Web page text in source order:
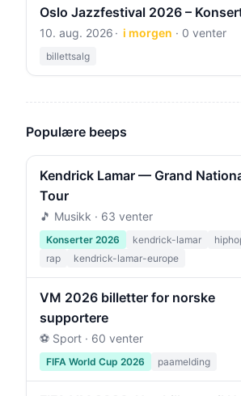
Oslo Jazzfestival 2026 –
10. aug. 2026 i morgen · 0 venter
billettsalg
Populære beeps
Kendrick Lamar — Grand
Tour
🎵 Musikk · 63 venter
Konserter 2026 kendrick-lamar
rap
kendrick-lamar-europe
VM 2026 billetter for norske
supportere
⚽ Sport · 60 venter
FIFA World Cup 2026 paamelding